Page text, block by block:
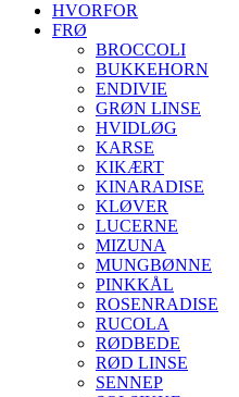
HVORFOR
FRØ
BROCCOLI
BUKKEHORN
ENDIVIE
GRØN LINSE
HVIDLØG
KARSE
KIKÆRT
KINARADISE
KLØVER
LUCERNE
MIZUNA
MUNGBØNNE
PINKKÅL
ROSENRADISE
RUCOLA
RØDBEDE
RØD LINSE
SENNEP